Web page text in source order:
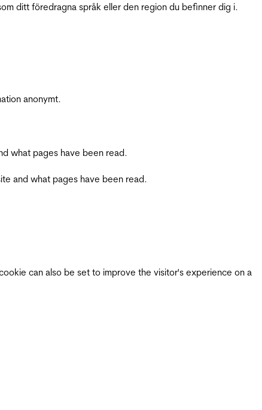
ditt föredragna språk eller den region du befinner dig i.
anonymt.
what pages have been read.
and what pages have been read.
can also be set to improve the visitor's experience on a